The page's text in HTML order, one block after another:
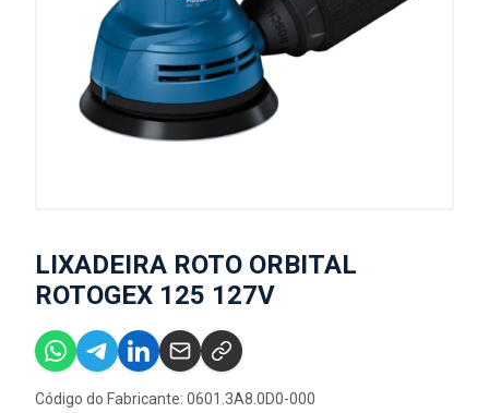
LIXADEIRA ROTO ORBITAL
ROTOGEX 125 127V
Código do Fabricante: 0601.3A8.0D0-000